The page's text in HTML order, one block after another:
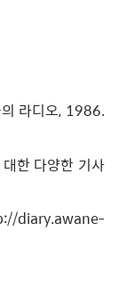
라디오, 1986.
한 다양한 기사
diary.awane-